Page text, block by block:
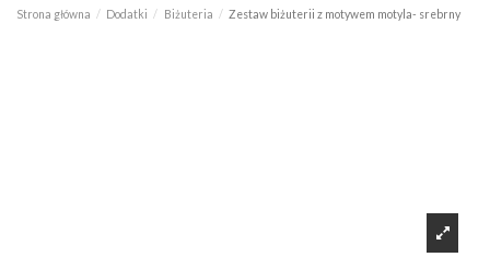
Strona główna Dodatki Biżuteria Zestaw biżuterii z motywem motyla- srebrny